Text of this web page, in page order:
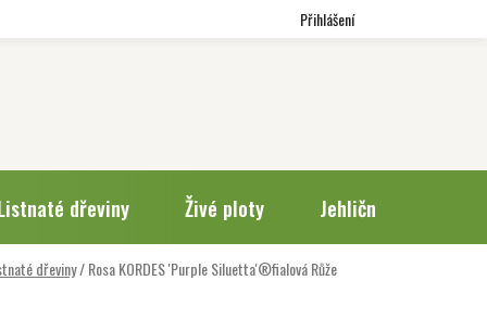
Přihlášení
dřeviny Živé ploty Jehličnany
dřeviny/Rosa KORDES 'Purple Siluetta'®fialováRůže